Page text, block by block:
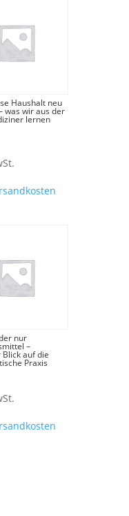
Haushalt neu
was wir aus der
lernen
nur
–
auf die
Praxis